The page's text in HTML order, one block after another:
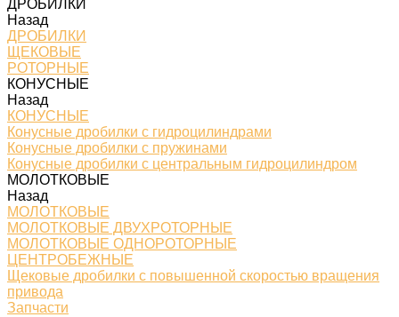
ДРОБИЛКИ
Назад
ДРОБИЛКИ
ЩЕКОВЫЕ
РОТОРНЫЕ
КОНУСНЫЕ
Назад
КОНУСНЫЕ
Конусные дробилки с гидроцилиндрами
Конусные дробилки с пружинами
Конусные дробилки с центральным гидроцилиндром
МОЛОТКОВЫЕ
Назад
МОЛОТКОВЫЕ
МОЛОТКОВЫЕ ДВУХРОТОРНЫЕ
МОЛОТКОВЫЕ ОДНОРОТОРНЫЕ
ЦЕНТРОБЕЖНЫЕ
Щековые дробилки с повышенной скоростью вращения
привода
Запчасти